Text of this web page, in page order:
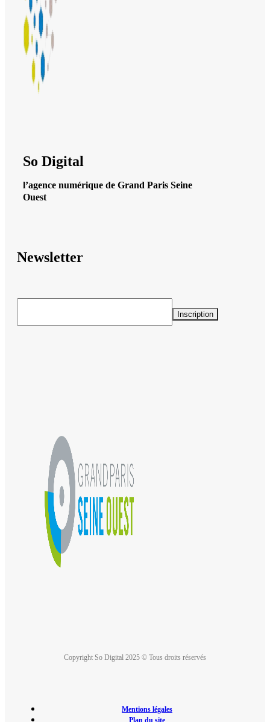
So Digital
l’agence numérique de Grand Paris Seine
Ouest
Newsletter
Copyright So Digital 2025 © Tous droits réservés
Mentions légales
Plan du site